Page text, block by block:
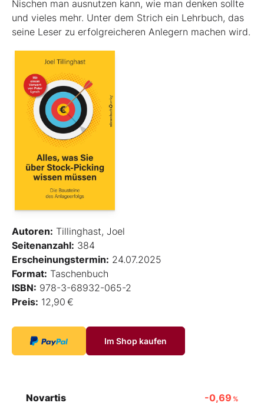
Nischen man ausnutzen kann, wie man denken sollte
und vieles mehr. Unter dem Strich ein Lehrbuch, das
seine Leser zu erfolgreicheren Anlegern machen wird.
Autoren: Tillinghast, Joel
Seitenanzahl: 384
Erscheinungstermin: 24.07.2025
Format: Taschenbuch
ISBN: 978-3-68932-065-2
Preis: 12,90 €
Im Shop kaufen
Novartis -0,69 %